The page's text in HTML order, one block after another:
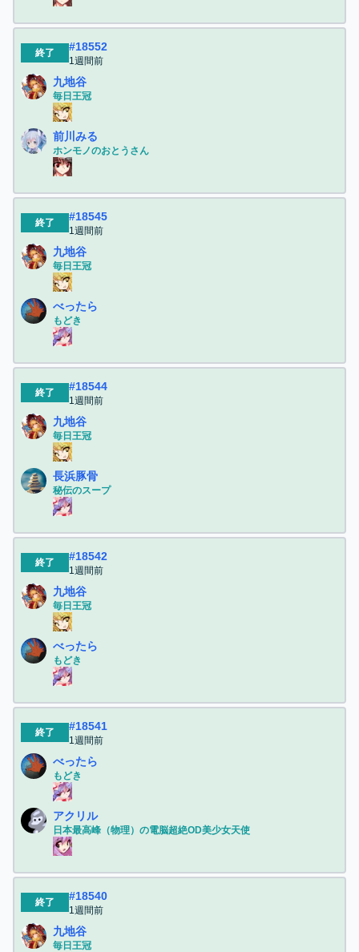
終了 #18552
1週間前
九地谷
毎日王冠
前川みる
ホンモノのおとうさん
終了 #18545
1週間前
九地谷
毎日王冠
べったら
もどき
終了 #18544
1週間前
九地谷
毎日王冠
長浜豚骨
秘伝のスープ
終了 #18542
1週間前
九地谷
毎日王冠
べったら
もどき
終了 #18541
1週間前
べったら
もどき
アクリル
日本最高峰（物理）の電脳超絶OD美少女天使
終了 #18540
1週間前
九地谷
毎日王冠